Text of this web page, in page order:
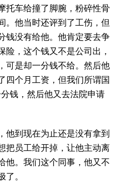
托车给撞了脚腕，粉碎性骨
。他当时还评到了工伤，但
钱没有给他。他肯定要去争
险，这个钱又不是公司出，
可是却一分钱不给。然后他
四个月工资，但我们所谓国
钱，然后他又去法院申请
他到现在为止还是没有拿到
把员工给开掉，让他主动离
他。我们这个同事，他又不
了。